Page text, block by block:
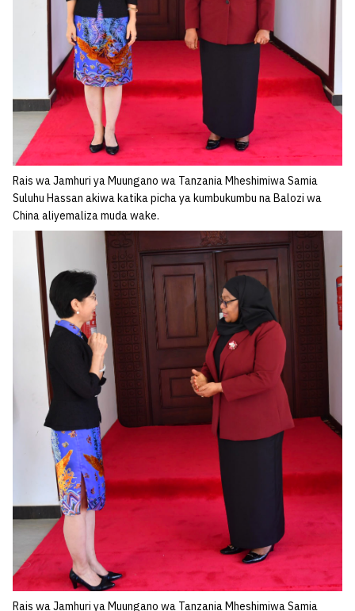
Rais wa Jamhuri ya Muungano wa Tanzania Mheshimiwa Samia
Suluhu Hassan akiwa katika picha ya kumbukumbu na Balozi wa
China aliyemaliza muda wake.
Rais wa Jamhuri ya Muungano wa Tanzania Mheshimiwa Samia